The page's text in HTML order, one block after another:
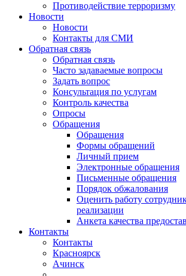
Противодействие терроризму
Новости
Новости
Контакты для СМИ
Обратная связь
Обратная связь
Часто задаваемые вопросы
Задать вопрос
Консультация по услугам
Контроль качества
Опросы
Обращения
Обращения
Формы обращений
Личный прием
Электронные обращения
Письменные обращения
Порядок обжалования
Оценить работу
реализации
Анкета качества
Контакты
Контакты
Красноярск
Ачинск